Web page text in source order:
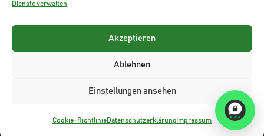
Dienste verwalten
Akzeptieren
Ablehnen
Einstellungen ansehen
Cookie-RichtlinieDatenschutzerklärung Impressum
bad-
Datenschutz
Lieferbedingungen
Barrierefreiheitserklärung